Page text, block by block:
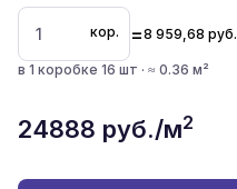
кор. =8 959,68 руб.
в 1 коробке 16 шт · ≈ 0.36 м²
24888 руб./м2